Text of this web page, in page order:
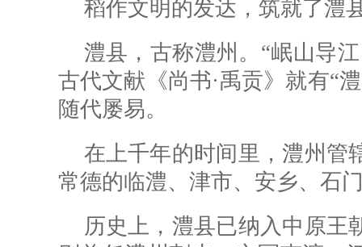
稻作文明的发达，筑就了澧
澧县，古称澧州。“岷山导
古代文献《尚书·禹贡》就有“
随代屡易。
在上千年的时间里，澧州管
常德的临澧、津市、安乡、石
历史上，澧县已纳入中原王